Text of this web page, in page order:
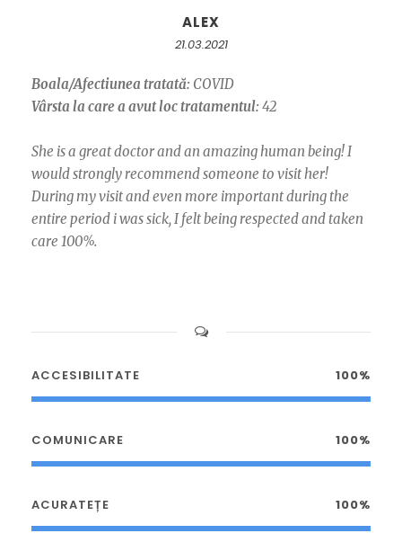
ALEX
21.03.2021
Boala/Afectiunea tratată: COVID
Vârsta la care a avut loc tratamentul: 42
She is a great doctor and an amazing human being! I
would strongly recommend someone to visit her!
During my visit and even more important during the
entire period i was sick, I felt being respected and taken
care 100%.
ACCESIBILITATE 100%
COMUNICARE 100%
ACURATEȚE 100%